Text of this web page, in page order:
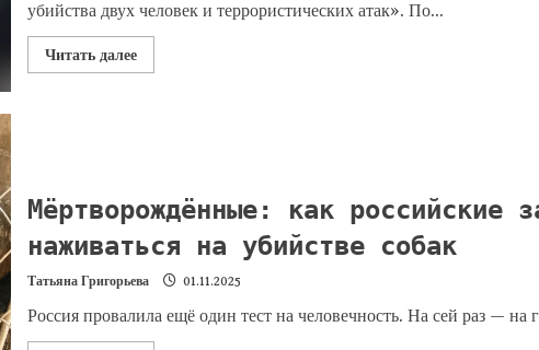
убийства двух человек и террористических атак». По...
Читать далее
Мёртворождённые: как российские
наживаться на убийстве собак
Татьяна Григорьева 01.11.2025
Россия провалила ещё один тест на человечность. На сей раз —